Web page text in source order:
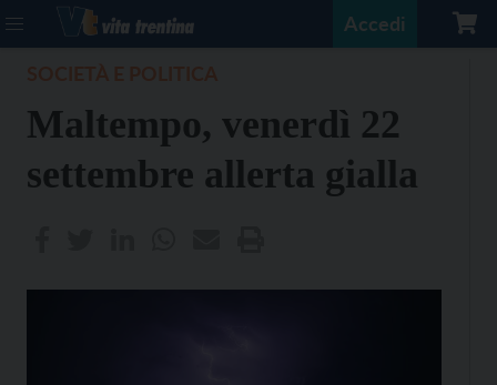
Accedi
Maltempo, venerdì 22
settembre allerta gialla